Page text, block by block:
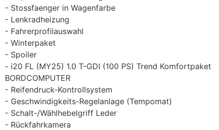
Stossfaenger in Wagenfarbe
Lenkradheizung
Fahrerprofilauswahl
Winterpaket
Spoiler
i20 FL (MY25) 1.0 T-GDI (100 PS) Trend Komfortpaket
BORDCOMPUTER
Reifendruck-Kontrollsystem
Geschwindigkeits-Regelanlage (Tempomat)
Schalt-/Wählhebelgriff Leder
Rückfahrkamera